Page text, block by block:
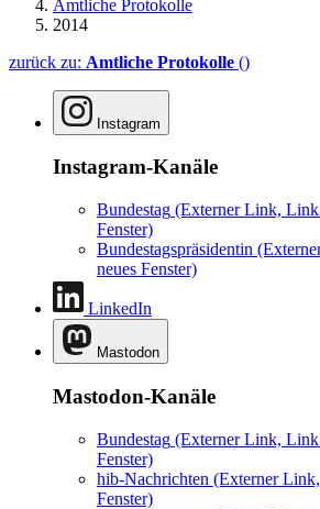
Amtliche Protokolle
2014
zurück zu: Amtliche Protokolle ()
Instagram
Instagram-Kanäle
Bundestag (Externer Link, Link
Fenster)
Bundestagspräsidentin
neues Fenster)
LinkedIn
Mastodon
Mastodon-Kanäle
Bundestag (Externer Link, Link
Fenster)
hib-Nachrichten (Externer
Fenster)